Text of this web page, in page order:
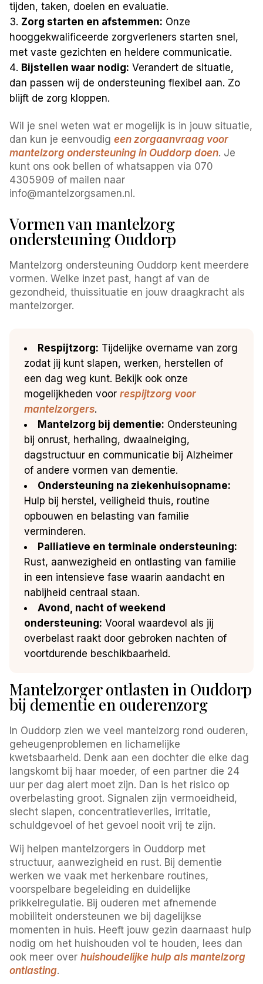
tijden, taken, doelen en evaluatie.
Zorg starten en afstemmen: Onze
hooggekwalificeerde zorgverleners starten snel,
met vaste gezichten en heldere communicatie.
Bijstellen waar nodig: Verandert de situatie,
dan passen wij de ondersteuning flexibel aan. Zo
blijft de zorg kloppen.
Wil je snel weten wat er mogelijk is in jouw situatie,
dan kun je eenvoudigeen zorgaanvraag voor
mantelzorg ondersteuning in Ouddorp doen. Je
kunt ons ook bellen of whatsappen via 070
4305909 of mailen naar
info@mantelzorgsamen.nl.
Vormen van mantelzorg
ondersteuning Ouddorp
Mantelzorg ondersteuning Ouddorp kent meerdere
vormen. Welke inzet past, hangt af van de
gezondheid, thuissituatie en jouw draagkracht als
mantelzorger.
Respijtzorg: Tijdelijke overname van zorg
zodat jij kunt slapen, werken, herstellen of
een dag weg kunt. Bekijk ook onze
mogelijkheden voorrespijtzorg voor
mantelzorgers.
Mantelzorg bij dementie: Ondersteuning
bij onrust, herhaling, dwaalneiging,
dagstructuur en communicatie bij Alzheimer
of andere vormen van dementie.
Ondersteuning na ziekenhuisopname:
Hulp bij herstel, veiligheid thuis, routine
opbouwen en belasting van familie
verminderen.
Palliatieve en terminale ondersteuning:
Rust, aanwezigheid en ontlasting van familie
in een intensieve fase waarin aandacht en
nabijheid centraal staan.
Avond, nacht of weekend
ondersteuning: Vooral waardevol als jij
overbelast raakt door gebroken nachten of
voortdurende beschikbaarheid.
Mantelzorger ontlasten in Ouddorp
bij dementie en ouderenzorg
In Ouddorp zien we veel mantelzorg rond ouderen,
geheugenproblemen en lichamelijke
kwetsbaarheid. Denk aan een dochter die elke dag
langskomt bij haar moeder, of een partner die 24
uur per dag alert moet zijn. Dan is het risico op
overbelasting groot. Signalen zijn vermoeidheid,
slecht slapen, concentratieverlies, irritatie,
schuldgevoel of het gevoel nooit vrij te zijn.
Wij helpen mantelzorgers in Ouddorp met
structuur, aanwezigheid en rust. Bij dementie
werken we vaak met herkenbare routines,
voorspelbare begeleiding en duidelijke
prikkelregulatie. Bij ouderen met afnemende
mobiliteit ondersteunen we bij dagelijkse
momenten in huis. Heeft jouw gezin daarnaast hulp
nodig om het huishouden vol te houden, lees dan
ook meer overhuishoudelijke hulp als mantelzorg
ontlasting.